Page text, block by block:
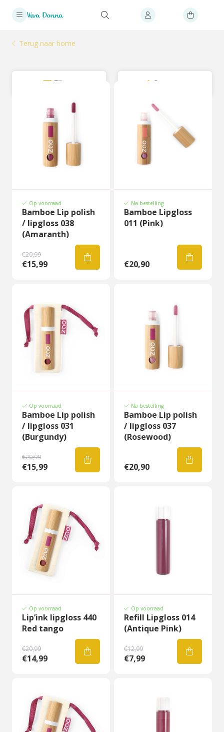
Terug naar home
Filter Sorteer
Op voorraad
Bamboe Lip polish
/ lipgloss 038
(Amaranth)
€20,99
€15,99
Na bestelling
Bamboe Lipgloss
011 (Pink)
€20,90
Op voorraad
Bamboe Lip polish
/ lipgloss 031
(Burgundy)
€20,99
€15,99
Na bestelling
Bamboe Lip polish
/ lipgloss 037
(Rosewood)
€20,90
Op voorraad
Lip’ink lipgloss 440
Red tango
€20,99
€14,99
Op voorraad
Refill Lipgloss 014
(Antique Pink)
€12,99
€7,99